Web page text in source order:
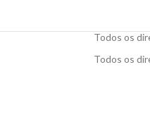
Todos os
Todos os